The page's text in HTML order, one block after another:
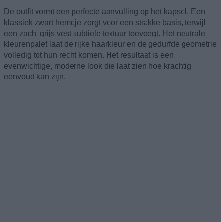
De outfit vormt een perfecte aanvulling op het kapsel. Een
klassiek zwart hemdje zorgt voor een strakke basis, terwijl
een zacht grijs vest subtiele textuur toevoegt. Het neutrale
kleurenpalet laat de rijke haarkleur en de gedurfde geometrie
volledig tot hun recht komen. Het resultaat is een
evenwichtige, moderne look die laat zien hoe krachtig
eenvoud kan zijn.